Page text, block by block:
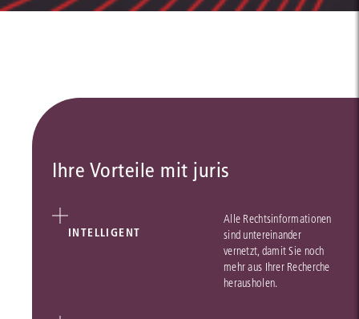
Ihre Vorteile mit juris
INTELLIGENT
Alle Rechtsinformationen
sind untereinander
vernetzt, damit Sie noch
mehr aus Ihrer Recherche
herausholen.